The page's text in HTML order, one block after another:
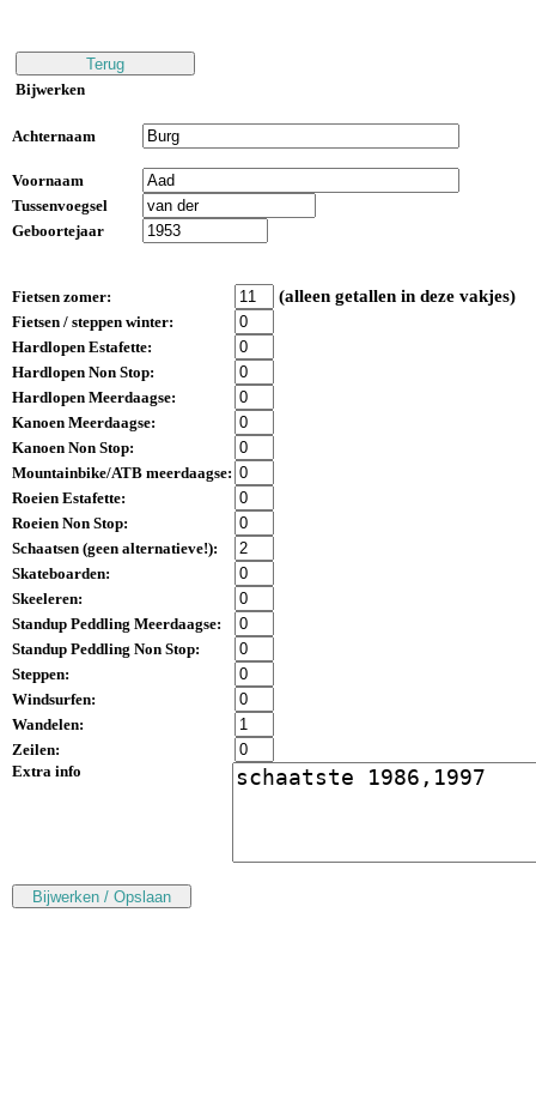
Bijwerken
Achternaam
Voornaam
Tussenvoegsel
Geboortejaar
Fietsen zomer: (alleen getallen in deze vakjes)
Fietsen / steppen winter:
Hardlopen Estafette:
Hardlopen Non Stop:
Hardlopen Meerdaagse:
Kanoen Meerdaagse:
Kanoen Non Stop:
Mountainbike/ATB meerdaagse:
Roeien Estafette:
Roeien Non Stop:
Schaatsen (geen alternatieve!):
Skateboarden:
Skeeleren:
Standup Peddling Meerdaagse:
Standup Peddling Non Stop:
Steppen:
Windsurfen:
Wandelen:
Zeilen:
Extra info